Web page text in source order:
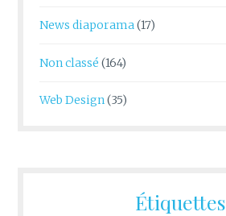
News diaporama(17)
Non classé (164)
Web Design(35)
Étiquettes